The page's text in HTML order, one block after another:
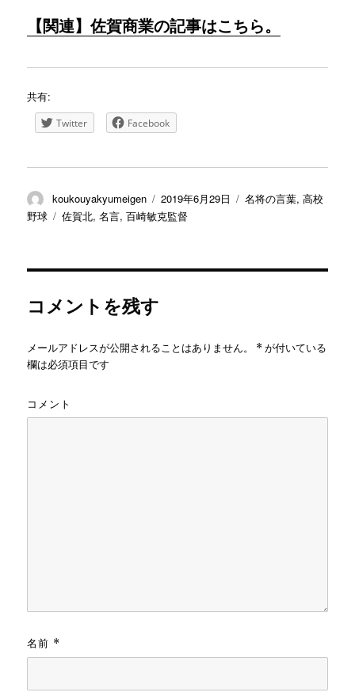
【関連】佐賀商業の記事はこちら。
共有:
Twitter Facebook
投
稿
koukouyakyumeigen
投
稿
2019年6月29日
カ
名将の言葉,高校
野球
タ
佐賀北,名言,百崎敏克監督
コメントを残す
メールアドレスが公開されることはありません。 *が付いている
欄は必須項目です
コメント
名前 *